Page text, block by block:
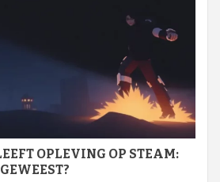
OPLEVING OP STEAM: